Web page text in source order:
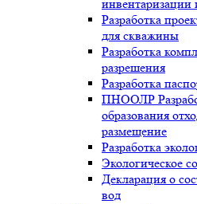
Разработка
для скважины
Разработка
разрешения
Разработка
ПНООЛР
образования
размещение
Разработка
Экологическое
Декларация о
вод